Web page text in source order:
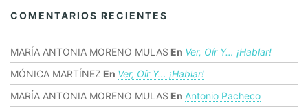
COMENTARIOS RECIENTES
MARÍA ANTONIA MORENO MULAS En Ver, Oír Y… ¡hablar!
MÓNICA MARTÍNEZ En Ver, Oír Y… ¡hablar!
MARÍA ANTONIA MORENO MULAS En Antonio Pacheco